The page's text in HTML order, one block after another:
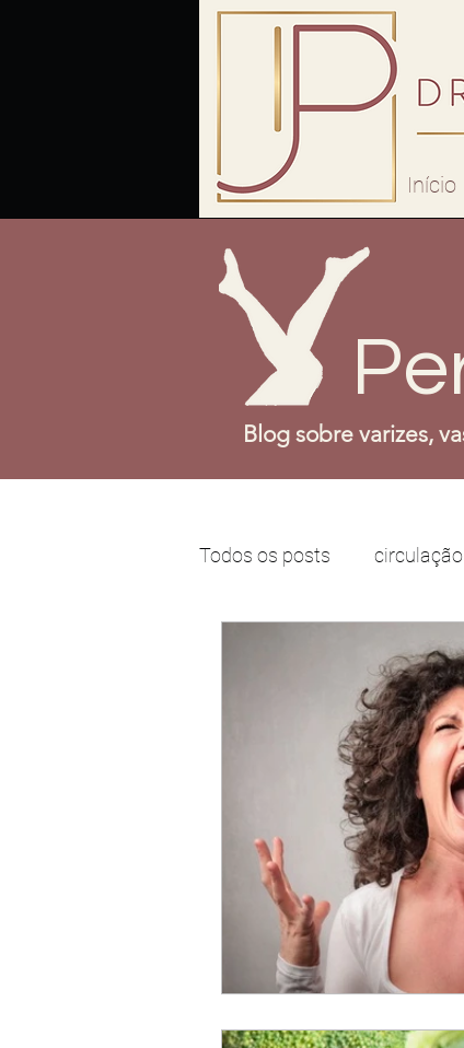
Início
Todos os posts circulação
problema de circulação
laser para vasinhos
espuma para varizes
dor para caminhar
atividade física
Blog sobre varizes,